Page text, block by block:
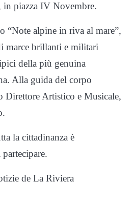
in piazza IV Novembre.
“Note alpine in riva al mare”,
marce brillanti e militari
della più genuina
Alla guida del corpo
Direttore Artistico e Musicale,
la cittadinanza è
de La Riviera